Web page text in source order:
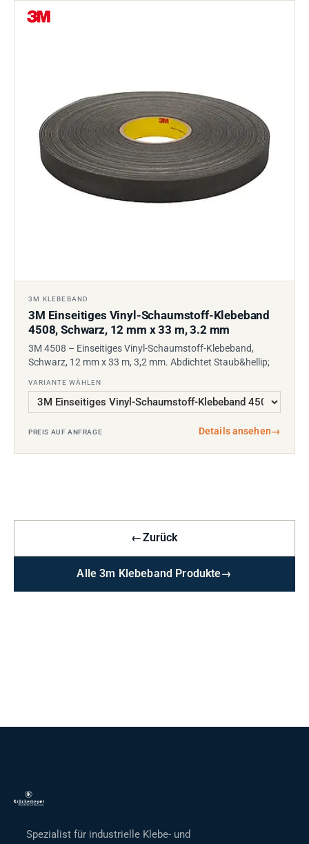
3M KLEBEBAND
3M Einseitiges Vinyl-Schaumstoff-Klebeband
4508, Schwarz, 12 mm x 33 m, 3.2 mm
3M 4508 – Einseitiges Vinyl-Schaumstoff-Klebeband,
Schwarz, 12 mm x 33 m, 3,2 mm. Abdichtet Staub&hellip;
VARIANTE WÄHLEN
PREIS AUF ANFRAGE Details ansehen→
←Zurück
Alle 3m Klebeband Produkte→
Spezialist für industrielle Klebe- und